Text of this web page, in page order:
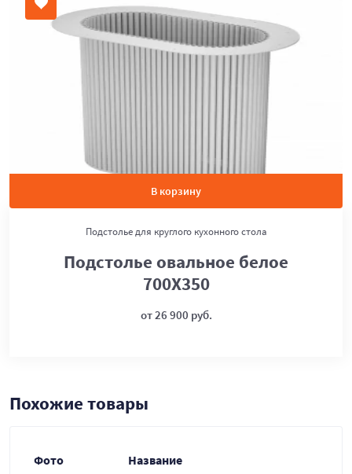
В корзину
Подстолье для круглого кухонного стола
Подстолье овальное белое
700Х350
от 26 900 руб.
Похожие товары
Фото Название